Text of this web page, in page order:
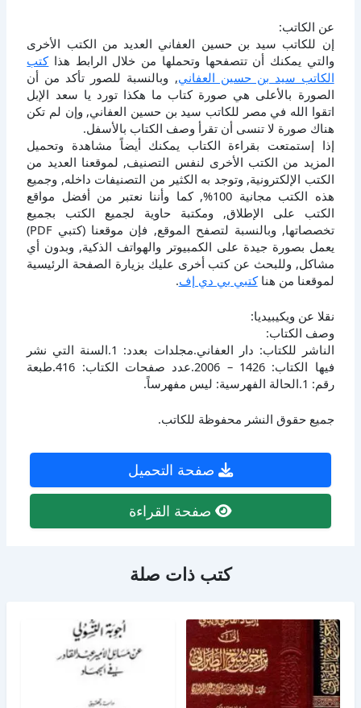
عن الكاتب:
إن للكاتب سيد بن حسين العفاني العديد من الكتب الأخرى
والتي يمكنك أن تتصفحها وتحملها من خلال الرابط هذاكتب
الكاتب سيد بن حسين العفاني, وبالنسبة للصور تأكد من أن
الصورة بالأعلى هي صورة كتاب ما هكذا تورد يا سعد الإبل
اتقوا الله في مصر للكاتب سيد بن حسين العفاني, وإن لم تكن
هناك صورة لا تنسى أن تقرأ وصف الكتاب بالأسفل.
إذا إستمتعت بقراءة الكتاب يمكنك أيضاً مشاهدة وتحميل
المزيد من الكتب الأخرى لنفس التصنيف, لموقعنا العديد من
الكتب الإلكترونية, وتوجد به الكثير من التصنيفات داخله, وجميع
هذه الكتب مجانية 100%, كما وأننا نعتبر من أفضل مواقع
الكتب على الإطلاق, ومكتبة حاوية لجميع الكتب بجميع
تخصصاتها, وبالنسبة لتصفح الموقع, فإن موقعنا (كتبي PDF)
يعمل بصورة جيدة على الكمبيوتر والهواتف الذكية, وبدون أي
مشاكل, وللبحث عن كتب أخرى عليك بزيارة الصفحة الرئيسية
لموقعنا من هناكتبي بي دي إف.
نقلا عن ويكيبيديا:
وصف الكتاب:
الناشر للكتاب: دار العفاني.مجلدات بعدد: 1.السنة التي نشر
فيها الكتاب: 1426 – 2006.عدد صفحات الكتاب: 416.طبعة
رقم: 1.الحالة الفهرسية: ليس مفهرساً.
جميع حقوق النشر محفوظة للكاتب.
صفحة التحميل
صفحة القراءة
كتب ذات صلة